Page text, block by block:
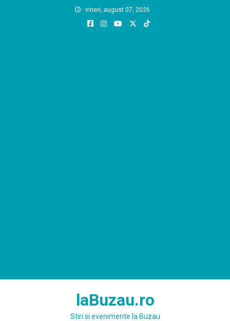
vineri, august 07, 2026
laBuzau.ro
Stiri si evenimente la Buzau